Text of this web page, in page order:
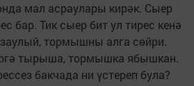
мал асраулары кирәк. Сыер
бар. Тик сыер бит ул тирес кенә
тормышны алга сөйри.
тырыша, тормышка ябышкан.
бакчада ни үстереп була?